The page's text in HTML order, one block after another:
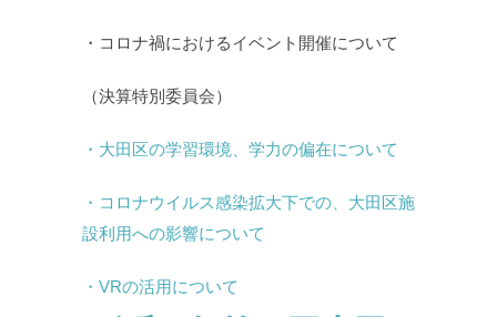
・コロナ禍におけるイベント開催について
（決算特別委員会）
・大田区の学習環境、学力の偏在について
・コロナウイルス感染拡大下での、大田区施
設利用への影響について
・VRの活用について